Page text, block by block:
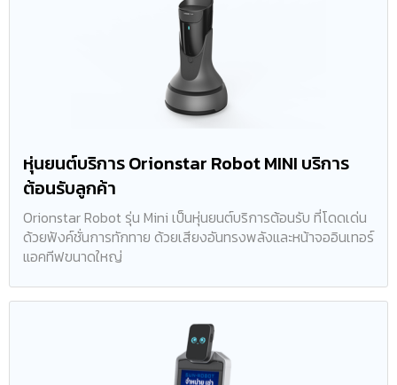
หุ่นยนต์บริการ Orionstar Robot MINI บริการ
ต้อนรับลูกค้า
Orionstar Robot รุ่น Mini เป็นหุ่นยนต์บริการต้อนรับ ที่โดดเด่น
ด้วยฟังค์ชั่นการทักทาย ด้วยเสียงอันทรงพลังและหน้าจออินเทอร์
แอคทีฟขนาดใหญ่